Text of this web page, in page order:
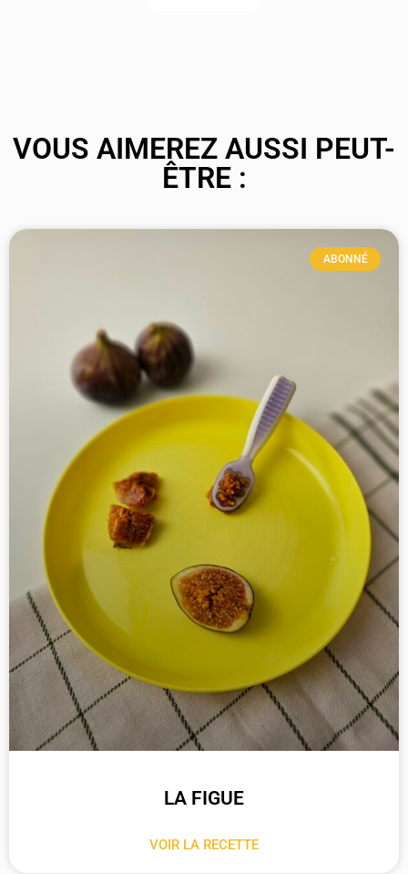
VOUS AIMEREZ AUSSI PEUT-
ÊTRE :
ABONNÉ
LA FIGUE
VOIR LA RECETTE